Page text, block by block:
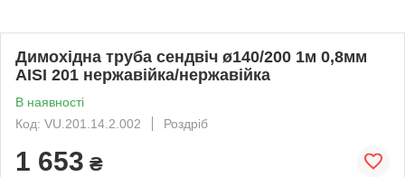
Димохідна труба сендвіч ø140/200 1м 0,8мм
AISI 201 нержавійка/нержавійка
В наявності
Код: VU.201.14.2.002
Роздріб
1 653 ₴